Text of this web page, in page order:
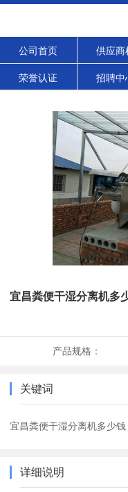
公司首页 供应商
荣誉认证 招聘中
宜昌粪便干湿分离机多
产品规格：
关键词
宜昌粪便干湿分离机多少钱
详细说明